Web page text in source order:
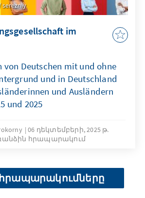
serezniy
im
von Deutschen mit und ohne
und in Deutschland
und Ausländern
und 2025
06 դեկտեմբերի, 2025 թ.
հրապարակում
հրապարակումները